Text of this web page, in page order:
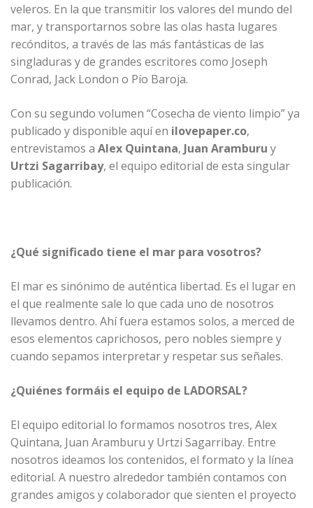
veleros. En la que transmitir los valores del mundo del
mar, y transportarnos sobre las olas hasta lugares
recónditos, a través de las más fantásticas de las
singladuras y de grandes escritores como Joseph
Conrad, Jack London o Pío Baroja.
Con su segundo volumen “Cosecha de viento limpio” ya
publicado y disponible aquí en ilovepaper.co,
entrevistamos a Alex Quintana, Juan Aramburu y
Urtzi Sagarribay, el equipo editorial de esta singular
publicación.
¿Qué significado tiene el mar para vosotros?
El mar es sinónimo de auténtica libertad. Es el lugar en
el que realmente sale lo que cada uno de nosotros
llevamos dentro. Ahí fuera estamos solos, a merced de
esos elementos caprichosos, pero nobles siempre y
cuando sepamos interpretar y respetar sus señales.
¿Quiénes formáis el equipo de LADORSAL?
El equipo editorial lo formamos nosotros tres, Alex
Quintana, Juan Aramburu y Urtzi Sagarribay. Entre
nosotros ideamos los contenidos, el formato y la línea
editorial. A nuestro alrededor también contamos con
grandes amigos y colaborador que sienten el proyecto